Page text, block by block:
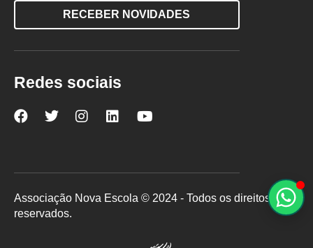
RECEBER NOVIDADES
Redes sociais
Nova
Facebook
Nova
Twitter
Nova
Instagram
Nova
LinkedInYouTube
Associação Nova Escola © 2024 - Todos os direitos
reservados.